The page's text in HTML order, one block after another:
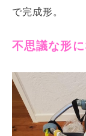
で完成形。
不思議な形に